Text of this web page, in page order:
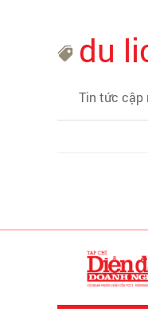
du
Tin tức cập